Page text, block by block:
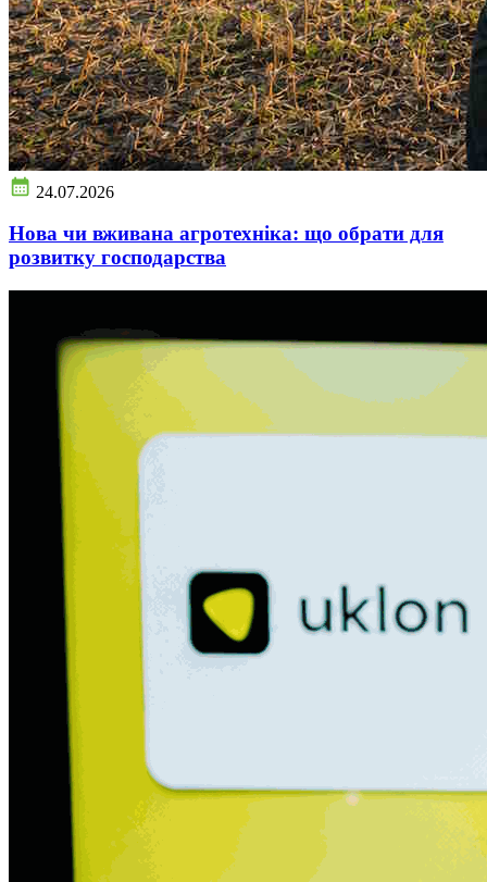
24.07.2026
Нова чи вживана агротехніка: що обрати для
розвитку господарства